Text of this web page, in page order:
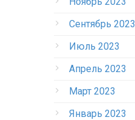
Сентябрь 2023
Июль 2023
Апрель 2023
Март 2023
Январь 2023